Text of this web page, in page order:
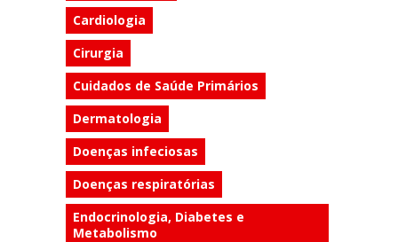
Cardiologia
Cirurgia
Cuidados de Saúde Primários
Dermatologia
Doenças infeciosas
Doenças respiratórias
Endocrinologia, Diabetes e
Metabolismo